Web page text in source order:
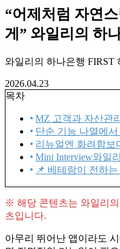
“어제처럼 자연
게” 와일리의 하
와일리의 하나은행 FIRST
2026.04.23
목차
MZ 고객과 자산관
단순 기능 나열에
리뉴얼엔 화려함보
Mini Interview와일
📌 베테랑이 전하
※ 해당 콘텐츠는 와일리
츠입니다.
아무리 뛰어난 앱이라도